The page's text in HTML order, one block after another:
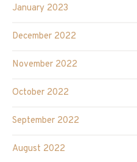
January 2023
December 2022
November 2022
October 2022
September 2022
August 2022